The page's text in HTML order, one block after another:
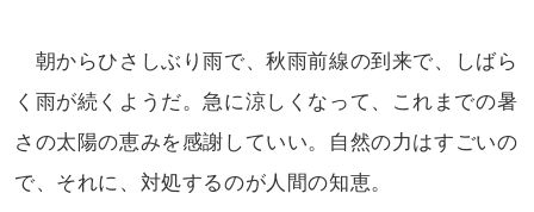
朝からひさしぶり雨で、秋雨前線の到来で、しばら
く雨が続くようだ。急に涼しくなって、これまでの暑
さの太陽の恵みを感謝していい。自然の力はすごいの
で、それに、対処するのが人間の知恵。